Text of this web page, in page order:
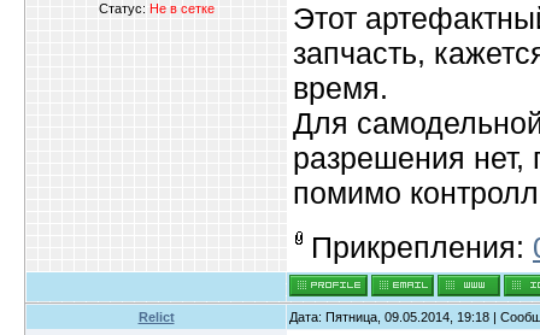
Статус: Не в сетке
Этот
запчасть,
время.
Для
разрешения нет,
помимо
Прикрепления:
Relict Дата: Пятница, 09.05.2014, 19:18 |